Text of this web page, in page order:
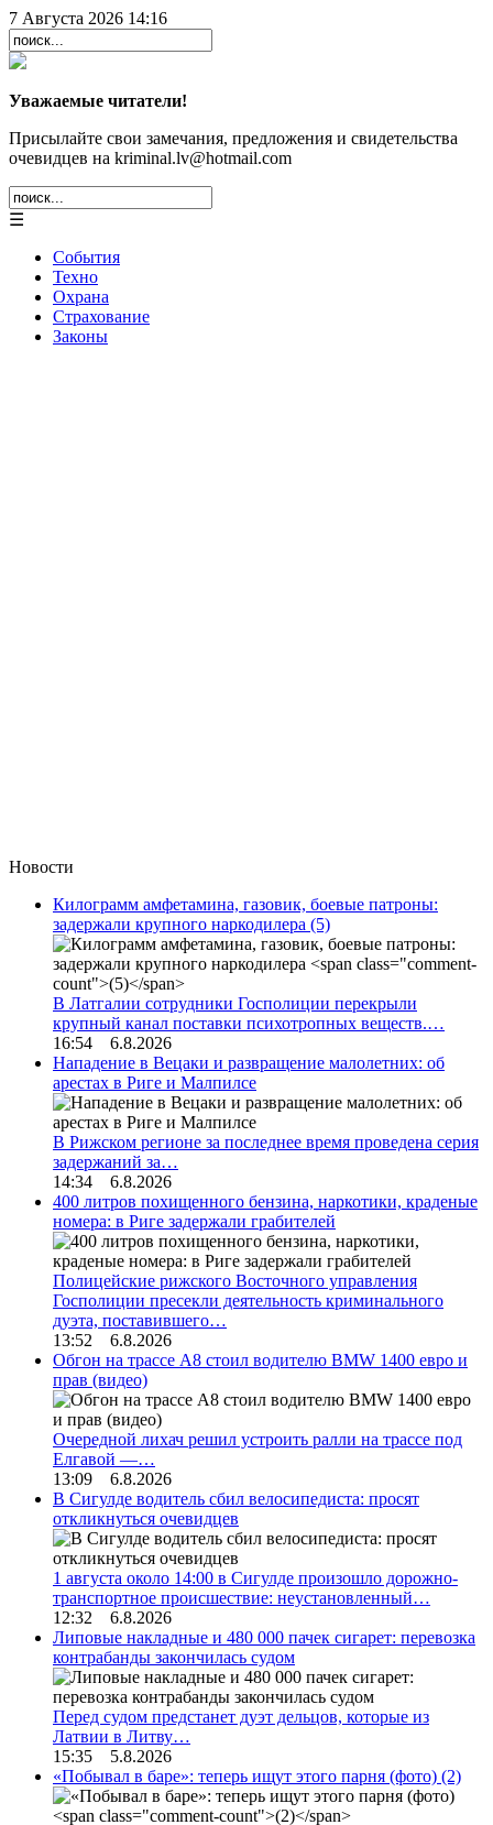
7 Августа 2026 14:16
Уважаемые читатели!
Присылайте свои замечания, предложения и свидетельства
очевидцев на kriminal.lv@hotmail.com
☰
События
Техно
Охрана
Страхование
Законы
Новости
Килограмм амфетамина, газовик, боевые патроны:
задержали крупного наркодилера (5)
В Латгалии сотрудники Госполиции перекрыли
крупный канал поставки психотропных веществ.…
16:54 6.8.2026
Нападение в Вецаки и развращение малолетних: об
арестах в Риге и Малпилсе
В Рижском регионе за последнее время проведена серия
задержаний за…
14:34 6.8.2026
400 литров похищенного бензина, наркотики, краденые
номера: в Риге задержали грабителей
Полицейские рижского Восточного управления
Госполиции пресекли деятельность криминального
дуэта, поставившего…
13:52 6.8.2026
Обгон на трассе А8 стоил водителю BMW 1400 евро и
прав (видео)
Очередной лихач решил устроить ралли на трассе под
Елгавой —…
13:09 6.8.2026
В Сигулде водитель сбил велосипедиста: просят
откликнуться очевидцев
1 августа около 14:00 в Сигулде произошло дорожно-
транспортное происшествие: неустановленный…
12:32 6.8.2026
Липовые накладные и 480 000 пачек сигарет: перевозка
контрабанды закончилась судом
Перед судом предстанет дуэт дельцов, которые из
Латвии в Литву…
15:35 5.8.2026
«Побывал в баре»: теперь ищут этого парня (фото) (2)